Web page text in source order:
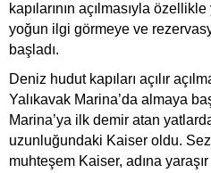
kapılarının açılmasıyla
yoğun ilgi görmeye ve
başladı.
Deniz hudut kapıları açılır
Yalıkavak Marina’da almaya
Marina’ya ilk demir atan
uzunluğundaki Kaiser oldu.
muhteşem Kaiser, adına